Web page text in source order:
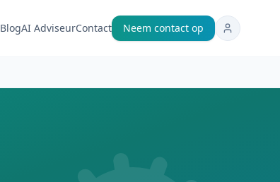
BlogAI AdviseurContact Neem contact op